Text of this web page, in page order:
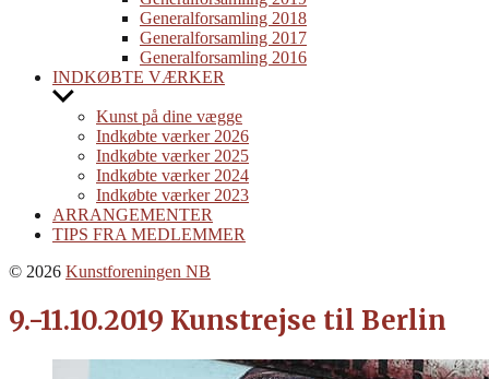
Generalforsamling 2018
Generalforsamling 2017
Generalforsamling 2016
INDKØBTE VÆRKER
Show
menu
Kunst på dine vægge
Indkøbte værker 2026
Indkøbte værker 2025
Indkøbte værker 2024
Indkøbte værker 2023
ARRANGEMENTER
TIPS FRA MEDLEMMER
© 2026 Kunstforeningen NB
9.-11.10.2019 Kunstrejse til Berlin